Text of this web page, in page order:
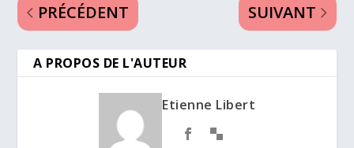
PRÉCÉDENT SUIVANT
A PROPOS DE L'AUTEUR
Etienne Libert